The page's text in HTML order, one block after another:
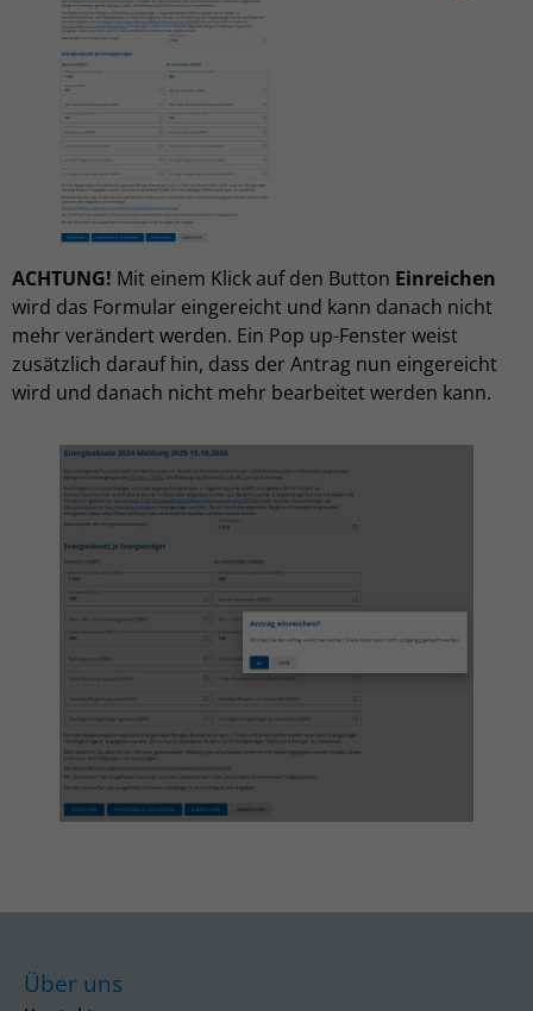
ACHTUNG! Mit einem Klick auf den Button Einreichen
wird das Formular eingereicht und kann danach nicht
mehr verändert werden. Ein Pop up-Fenster weist
zusätzlich darauf hin, dass der Antrag nun eingereicht
wird und danach nicht mehr bearbeitet werden kann.
Über uns